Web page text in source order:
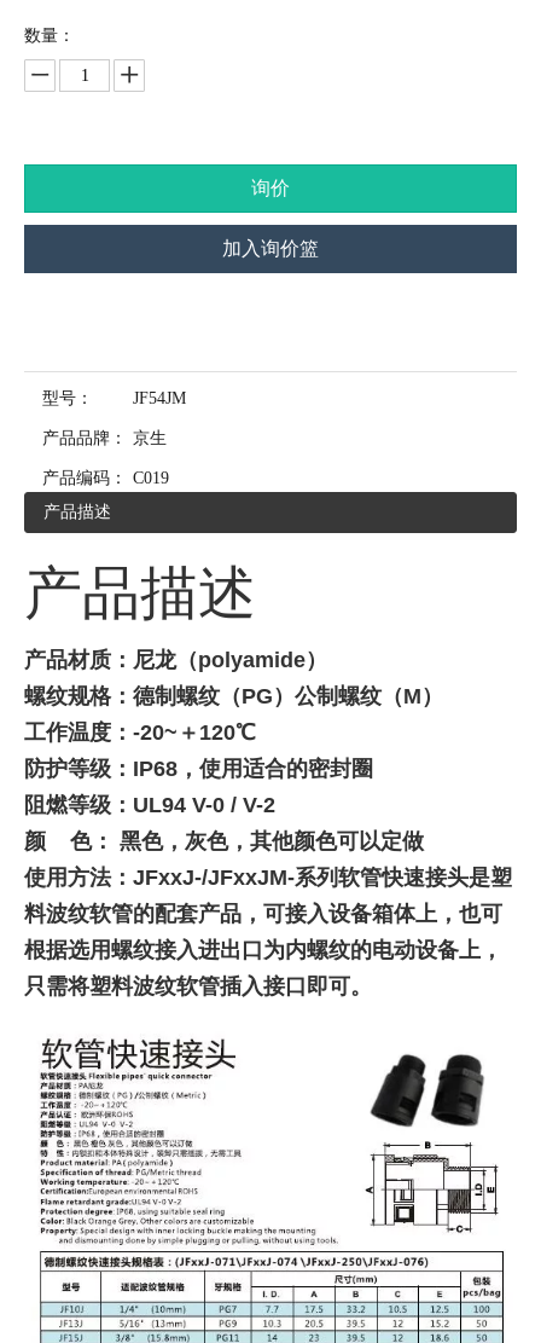
数量：
询价
加入询价篮
型号： JF54JM
产品品牌： 京生
产品编码：
C019
产品描述
产品描述
产品材质：尼龙（polyamide）
螺纹规格：德制螺纹（PG）公制螺纹（M）
工作温度：-20~＋120℃
防护等级：IP68，使用适合的密封圈
阻燃等级：UL94 V-0 / V-2
颜 色： 黑色，灰色，其他颜色可以定做
使用方法：JFxxJ-/JFxxJM-系列软管快速接头是塑
料波纹软管的配套产品，可接入设备箱体上，也可
根据选用螺纹接入进出口为内螺纹的电动设备上，
只需将塑料波纹软管插入接口即可。